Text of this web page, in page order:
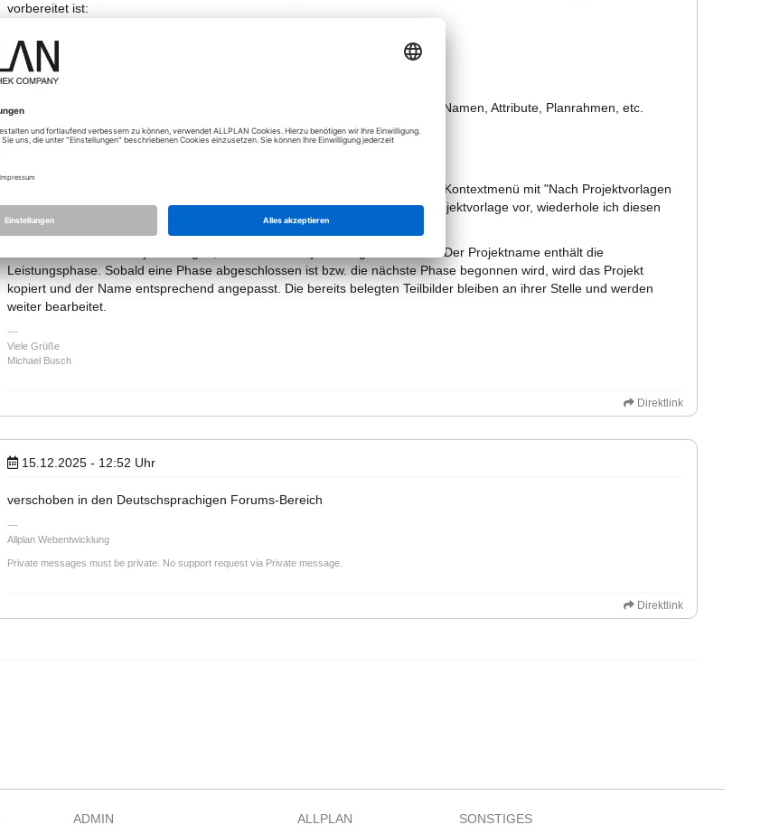
vorbereitet ist:
- Zeichnungsstruktur mit Namen, Teilbildzuordnungen, ...
- Bauwerkstruktur mit Namen, Teilbildzuordnungen, Ableitungen, ...
- Planlayouts für Entwurf (10-99), Bauantrag (1-9), Ausführung (100 ff.) inkl. Namen, Attribute, Planrahmen, etc.
- Layer, Layer-Drucksets und Layer-Rechtesets
- Linienstile, Flächenstile, Zeichnungstypen
Dieses Projekt habe ich in der Projekt- und Ressourcenverwaltung über das Kontextmenü mit "Nach Projektvorlagen
kopieren" in die Vorlagenliste übertragen. Nehme ich Änderungen an der Projektvorlage vor, wiederhole ich diesen
Vorgang und überschreibe die vorhandene Vorlage.
Wenn wir ein neues Projekt anlegen, wird unsere Projektvorlage verwendet. Der Projektname enthält die
Leistungsphase. Sobald eine Phase abgeschlossen ist bzw. die nächste Phase begonnen wird, wird das Projekt
kopiert und der Name entsprechend angepasst. Die bereits belegten Teilbilder bleiben an ihrer Stelle und werden
weiter bearbeitet.
Viele Grüße
Michael Busch
Direktlink
15.12.2025 - 12:52 Uhr
verschoben in den Deutschsprachigen Forums-Bereich
Allplan Webentwicklung
Private messages must be private. No support request via Private message.
Direktlink
ADMIN ALLPLAN SONSTIGES